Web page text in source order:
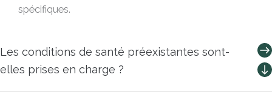
spécifiques.
Les conditions de santé préexistantes sont-
elles prises en charge ?